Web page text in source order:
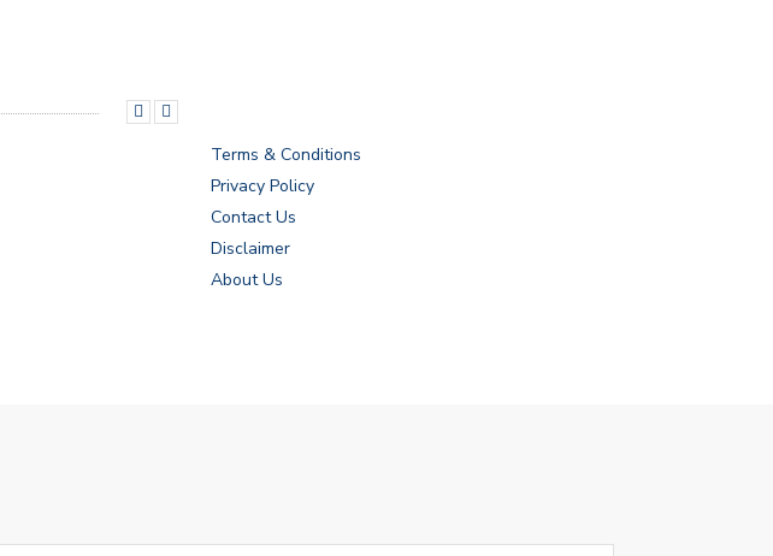
Terms & Conditions
Privacy Policy
Contact Us
Disclaimer
About Us